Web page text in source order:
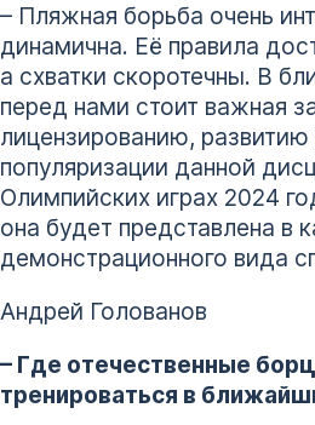
– Пляжная борьба очень
динамична. Её правила
а схватки скоротечны. В
перед нами стоит важная
лицензированию, развитию
популяризации данной
Олимпийских играх 2024
она будет представлена в
демонстрационного вида
Андрей Голованов
– Где отечественные
тренироваться в